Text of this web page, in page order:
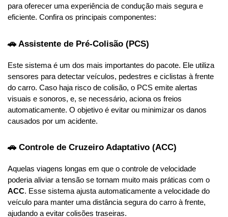
para oferecer uma experiência de condução mais segura e
eficiente. Confira os principais componentes:
🚗 Assistente de Pré-Colisão (PCS)
Este sistema é um dos mais importantes do pacote. Ele utiliza
sensores para detectar veículos, pedestres e ciclistas à frente
do carro. Caso haja risco de colisão, o PCS emite alertas
visuais e sonoros, e, se necessário, aciona os freios
automaticamente. O objetivo é evitar ou minimizar os danos
causados por um acidente.
🚗 Controle de Cruzeiro Adaptativo (ACC)
Aquelas viagens longas em que o controle de velocidade
ACC. Esse sistema ajusta automaticamente a velocidade do
veículo para manter uma distância segura do carro à frente,
ajudando a evitar colisões traseiras.